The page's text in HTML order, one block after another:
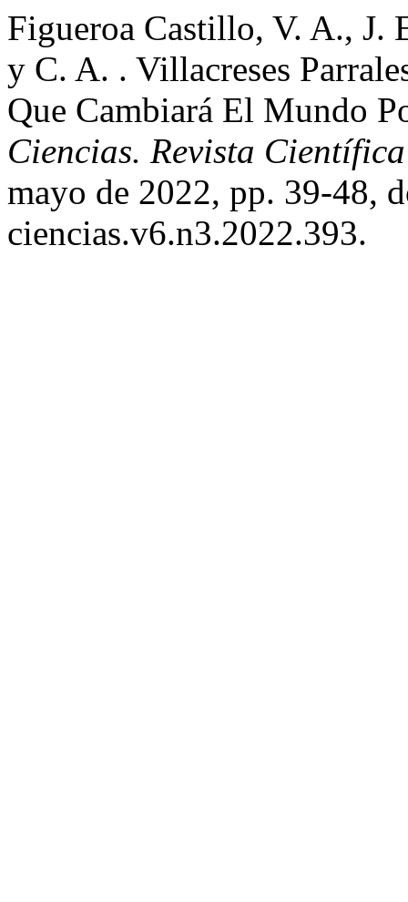
Figueroa Castillo, V. A., J.
y C. A. . Villacreses
Que Cambiará El Mundo
Ciencias. Revista
mayo de 2022, pp. 39-48,
ciencias.v6.n3.2022.393.